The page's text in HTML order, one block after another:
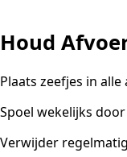
Houd
Plaats zeefjes in
Spoel wekelijks
Verwijder